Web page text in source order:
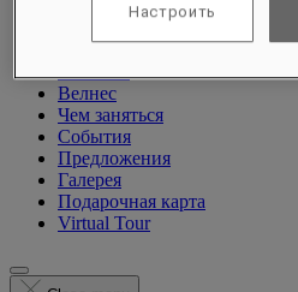
Питание
Велнес
Чем заняться
События
Предложения
Галерея
Подарочная карта
Virtual Tour
Настроить